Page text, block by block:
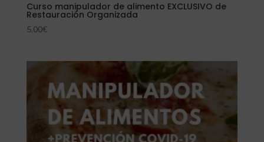
Curso manipulador de alimento EXCLUSIVO de
Restauración Organizada
5,00€